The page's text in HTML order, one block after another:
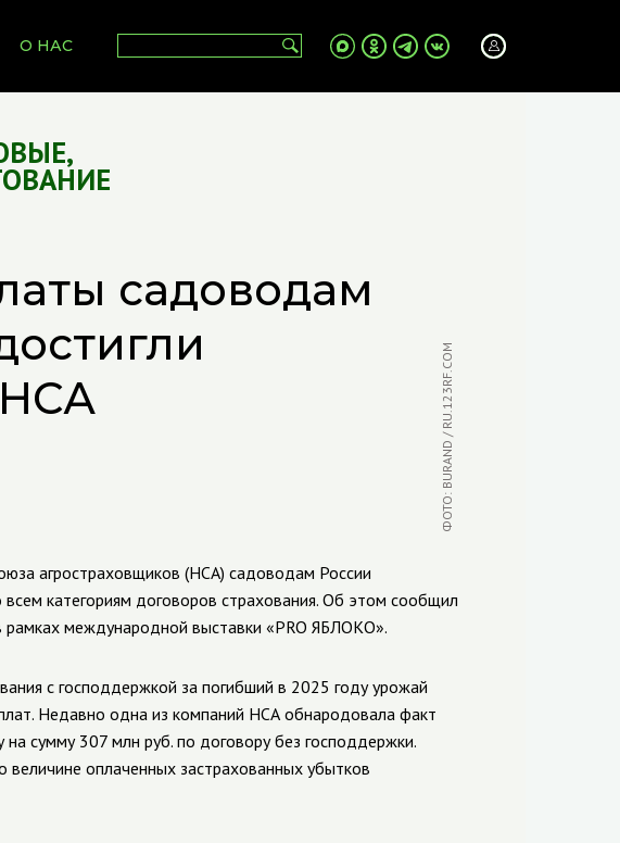
О НАС
,
садоводам
ФОТО: BURAND / RU.123RF.COM
агростраховщиков (НСА) садоводам России
категориям договоров страхования. Об этом сообщил
рамках международной выставки «PRO ЯБЛОКО».
с господдержкой за погибший в 2025 году урожай
Недавно одна из компаний НСА обнародовала факт
сумму 307 млн руб. по договору без господдержки.
оплаченных застрахованных убытков